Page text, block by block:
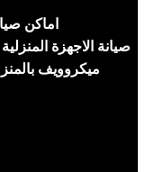
اماكن
صيانة الاجهزة
ميكروويف